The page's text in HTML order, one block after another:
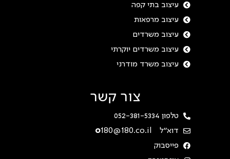
עיצוב בתי קפה
עיצוב מרפאות
עיצוב משרדים
עיצוב משרדים יוקרתי
עיצוב משרד מודרני
צור קשר
טלפון 052-381-5334
דוא"ל
o180@180.co.il
פייסבוק